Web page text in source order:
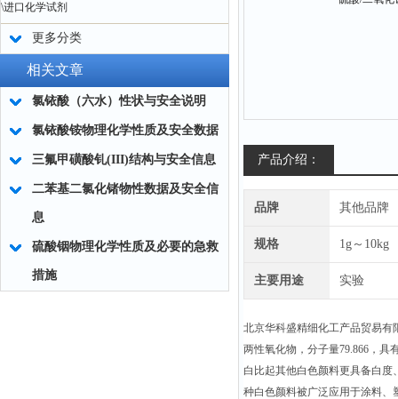
\进口化学试剂
更多分类
相关文章
氯铱酸（六水）性状与安全说明
氯铱酸铵物理化学性质及安全数据
三氟甲磺酸钆(III)结构与安全信息
二苯基二氯化锗物性数据及安全信
息
硫酸铟物理化学性质及必要的急救
措施
产品介绍：
品牌 其他品牌
规格 1g～10kg
主要用途 实验
北京华科盛精细化工产品贸易有
两性氧化物，分子量79.866，具
白比起其他白色颜料更具备白
种白色颜料被广泛应用于涂料、